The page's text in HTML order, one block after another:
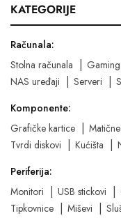
KATEGORIJE
Računala:
Stolna računala
NAS uređaji
Serveri
Komponente:
Grafičke kartice
Tvrdi diskovi
Kućišta
Periferija:
Monitori
USB stickovi
Tipkovnice
Miševi